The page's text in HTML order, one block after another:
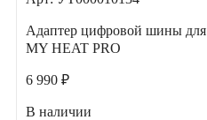
Адаптер цифровой шины для
MY HEAT PRO
6 990 ₽
В наличии